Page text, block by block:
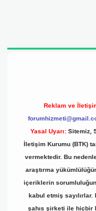
Reklam ve
Yasal Uyarı: Sitemiz,
İletişim Kurumu (BTK)
vermektedir. Bu
araştırma
içeriklerin
kabul etmiş
şahıs şirketi ile hiçbir